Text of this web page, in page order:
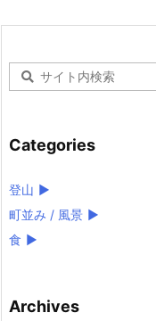
Categories
登山 ►
町並み / 風景 ►
食 ►
Archives